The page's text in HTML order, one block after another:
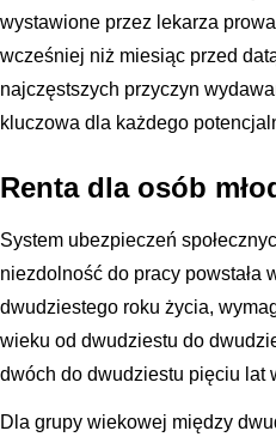
wystawione przez lekarza
wcześniej niż miesiąc przed
najczęstszych przyczyn
kluczowa dla każdego
Renta dla osób
System ubezpieczeń
niezdolność do pracy powstała
dwudziestego roku życia,
wieku od dwudziestu do
dwóch do dwudziestu pięciu lat
Dla grupy wiekowej między